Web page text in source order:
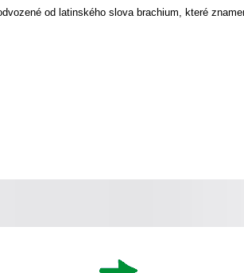
od latinského slova brachium, které